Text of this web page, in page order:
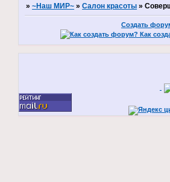
»~Наш МИР~ »Салон красоты »
Создать